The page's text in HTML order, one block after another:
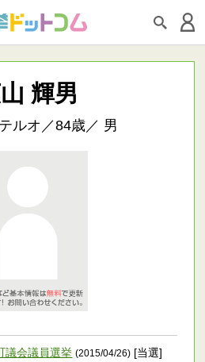
輝男
ルオ／84歳／ 男
議会議員選挙 (2015/04/26) [当選]